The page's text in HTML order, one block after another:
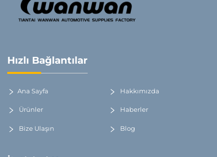
Hızlı Bağlantılar
Ana Sayfa Hakkımızda
Ürünler Haberler
Bize Ulaşın Blog